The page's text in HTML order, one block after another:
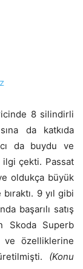
8 silindirli
da katkıda
da buydu ve
ilgi çekti. Passat
oldukça büyük
9 yıl gibi
başarılı satış
Skoda Superb
ve özelliklerine
(Konu